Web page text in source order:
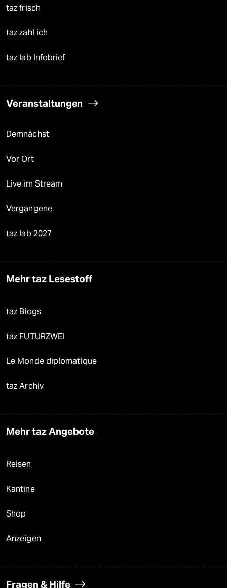
taz frisch
taz zahl ich
taz lab Infobrief
Veranstaltungen
Demnächst
Vor Ort
Live im Stream
Vergangene
taz lab 2027
Mehr taz Lesestoff
taz Blogs
taz FUTURZWEI
Le Monde diplomatique
taz Archiv
Mehr taz Angebote
Reisen
Kantine
Shop
Anzeigen
Fragen & Hilfe